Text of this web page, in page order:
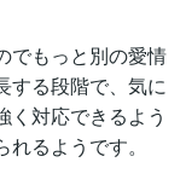
でもっと別の愛情
する段階で、気に
く対応できるよう
るようです。